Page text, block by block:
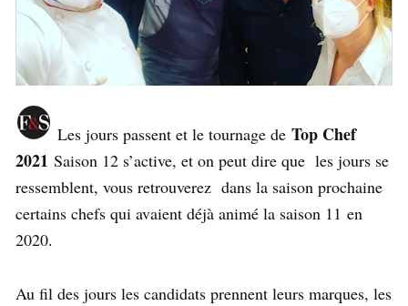
Les jours passent et le tournage de Top Chef
2021 Saison 12 s’active, et on peut dire que les jours se
ressemblent, vous retrouverez dans la saison prochaine
certains chefs qui avaient déjà animé la saison 11 en
2020.
Au fil des jours les candidats prennent leurs marques, les